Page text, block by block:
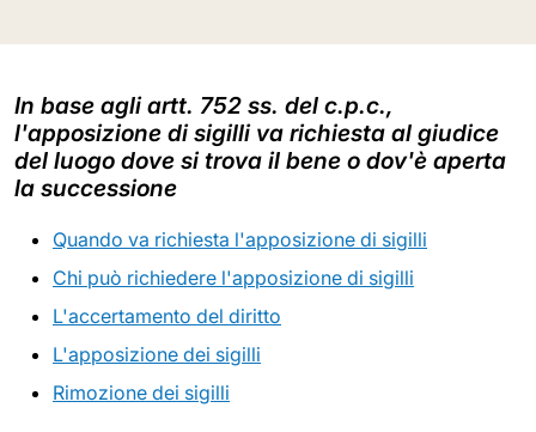
In base agli artt. 752 ss. del c.p.c.,
l'apposizione di sigilli va richiesta al giudice
del luogo dove si trova il bene o dov'è aperta
la successione
Quando va richiesta l'apposizione di sigilli
Chi può richiedere l'apposizione di sigilli
L'accertamento del diritto
L'apposizione dei sigilli
Rimozione dei sigilli